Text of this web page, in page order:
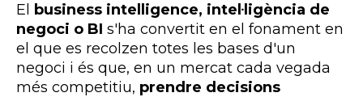
El
business intelligence, intel·ligència de
negoci o BI s'ha convertit en el fonament en
el que es recolzen totes les bases d'un
negoci i és que, en un mercat cada vegada
més competitiu, prendre decisions